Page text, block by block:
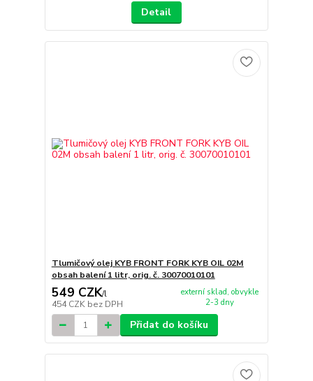
Detail
Tlumičový olej KYB FRONT FORK KYB OIL 02M
obsah balení 1 litr, orig. č. 30070010101
549 CZK/l
454 CZK bez DPH
externí sklad, obvykle
2-3 dny
Přidat do košíku